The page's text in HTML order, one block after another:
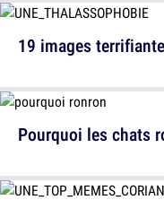
Pourquoi les chats
19 images